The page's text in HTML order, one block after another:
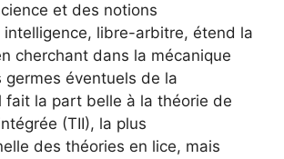
et des notions
intelligence, libre-arbitre, étend la
cherchant dans la mécanique
germes éventuels de la
fait la part belle à la théorie de
(TII), la plus
des théories en lice, mais